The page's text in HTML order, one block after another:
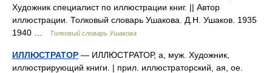
Художник специалист по иллюстрации книг. || Автор
иллюстрации. Толковый словарь Ушакова. Д.Н. Ушаков. 1935
1940 …
Толковый словарь Ушакова
ИЛЛЮСТРАТОР — ИЛЛЮСТРАТОР, а, муж. Художник,
иллюстрирующий книги. | прил. иллюстраторский, ая, ое.